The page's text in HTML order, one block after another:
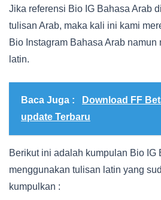
Jika referensi Bio IG Bahasa Arab
tulisan Arab, maka kali ini kami
Bio Instagram Bahasa Arab
latin.
Baca Juga :
Download FF
update Terbaru
Berikut ini adalah kumpulan Bio IG
menggunakan tulisan latin yang
kumpulkan :